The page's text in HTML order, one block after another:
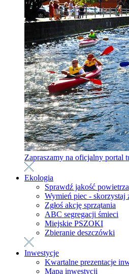
Zapraszamy na oficjalny portal
Ekologia
Sprawdź jakość powietrza
Wymień piec - skorzystaj
Zgłoś akcję sprzątania
ABC segregacji śmieci
Miejskie PSZOKI
Zbieranie deszczówki
Inwestycje
Kwartalne prezentacje
Mapa inwestycji